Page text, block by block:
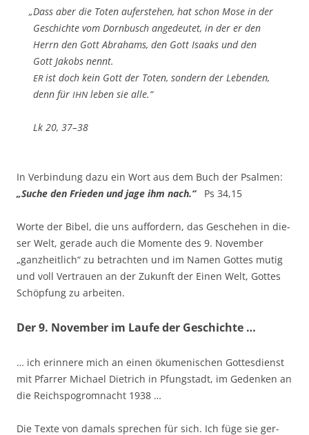
„Dass aber die Toten auf­er­ste­hen, hat schon Mose in der
Geschich­te vom Dorn­busch ange­deu­tet, in der er den
Herrn den Gott Abra­hams, den Gott Isaaks und den
Gott Jakobs nennt.
ERist doch kein Gott der Toten, son­dern der Leben­den,
denn für IHN leben sie alle.“
Lk 20, 37–38
In Ver­bin­dung dazu ein Wort aus dem Buch der Psalmen:
„Suche den Frie­den und jage ihm nach.“
Ps 34,15
Wor­te der Bibel, die uns auf­for­dern, das Gesche­hen in die­
ser Welt, gera­de auch die Momen­te des 9. Novem­ber
„ganz­heit­lich“ zu betrach­ten und im Namen Got­tes mutig
und voll Ver­trau­en an der Zukunft der Einen Welt, Got­tes
Schöp­fung zu arbeiten.
Der 9. November im Laufe der Geschichte …
… ich erin­ne­re mich an einen öku­me­ni­schen Got­tes­dienst
mit Pfar­rer Micha­el Diet­rich in Pfung­stadt, im Geden­ken an
die Reichs­po­grom­nacht 1938 …
Die Tex­te von damals spre­chen für sich. Ich füge sie ger­